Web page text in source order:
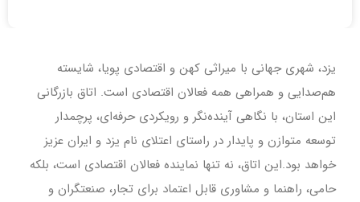
یزد، شهری جهانی با میراثی کهن و اقتصادی پویا، شایسته
هم‌صدایی و همراهی همه فعالان اقتصادی است. اتاق بازرگانی
این استان، با نگاهی آینده‌نگر و رویکردی حرفه‌ای، پرچمدار
توسعه متوازن و پایدار در راستای اعتلای نام یزد و ایران عزیز
خواهد بود.این اتاق، نه تنها نماینده فعالان اقتصادی است، بلکه
حامی، راهنما و مشاوری قابل اعتماد برای تجار، صنعتگران و